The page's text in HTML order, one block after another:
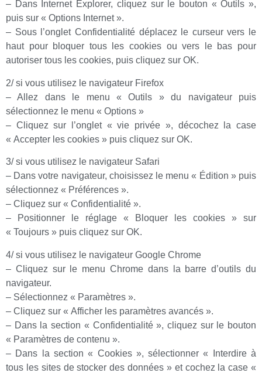
– Dans Internet Explorer, cliquez sur le bouton « Outils »,
puis sur « Options Internet ».
– Sous l’onglet Confidentialité déplacez le curseur vers le
haut pour bloquer tous les cookies ou vers le bas pour
autoriser tous les cookies, puis cliquez sur OK.
2/ si vous utilisez le navigateur Firefox
– Allez dans le menu « Outils » du navigateur puis
sélectionnez le menu « Options »
– Cliquez sur l’onglet « vie privée », décochez la case
« Accepter les cookies » puis cliquez sur OK.
3/ si vous utilisez le navigateur Safari
– Dans votre navigateur, choisissez le menu « Édition » puis
sélectionnez « Préférences ».
– Cliquez sur « Confidentialité ».
– Positionner le réglage « Bloquer les cookies » sur
« Toujours » puis cliquez sur OK.
4/ si vous utilisez le navigateur Google Chrome
– Cliquez sur le menu Chrome dans la barre d’outils du
navigateur.
– Sélectionnez « Paramètres ».
– Cliquez sur « Afficher les paramètres avancés ».
– Dans la section « Confidentialité », cliquez sur le bouton
« Paramètres de contenu ».
– Dans la section « Cookies », sélectionner « Interdire à
tous les sites de stocker des données » et cochez la case «